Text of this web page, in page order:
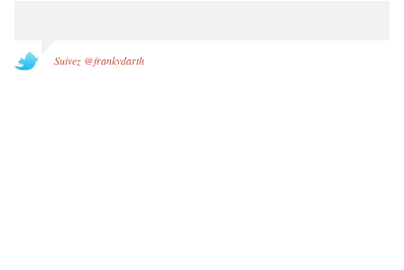
Suivez @frankydarth